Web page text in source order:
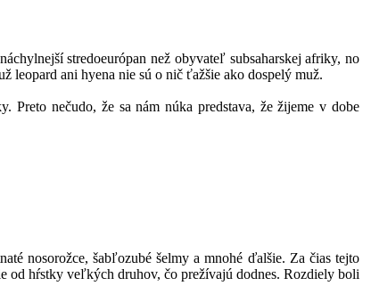
stredoeurópan než obyvateľ subsaharskej afriky, no
leopard ani hyena nie sú o nič ťažšie ako dospelý muž.
nečudo, že sa nám núka predstava, že žijeme v dobe
nosorožce, šabľozubé šelmy a mnohé ďalšie. Za čias tejto
od hŕstky veľkých druhov, čo prežívajú dodnes. Rozdiely boli